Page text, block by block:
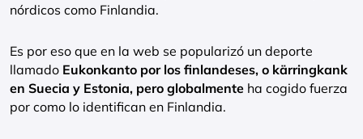
nórdicos como Finlandia.
Es por eso que en la web se popularizó un deporte
llamado Eukonkanto por los finlandeses, o kärringkank
en Suecia y Estonia, pero globalmente ha cogido fuerza
por como lo identifican en Finlandia.